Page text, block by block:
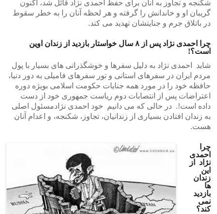
شکنجه و تجاوز به آنان برای حفظ احمدی نژاد قائل شد، اکنون
گریبان او و خاندانش را گرفته و هر لحظه آنان را به خطر سقوط
در باتلاق جرم و جنایتشان تهدید می کند.
چرا احمدی نژاد پس از ۸ سال خواستار بازدید از زندان اوین
است؟!
شاید احمدی نژاد به دلیل سفرها و خوشگذرانی های بسیار با پول
مردم ایران در سفرهای استانی و تور سفرهای فامیلی به دور دنیا،
حافظه خود را در مورد همه جنایات حکومت اسلامی بویژه دوره
اعتراضات پس از انتصابات دوم ریاست جمهوری خود از دست
داده است!. در حالی که می دانیم خود احمدی نژادمسئول اصلی
به زندان افتادن بسیاری از زندانیان، تجاوز، شکنجه، و اعدام آنان
هست.
چرا
احمدی
نژاد از
این
زندان
ها
بازدید
نمی
کند؟